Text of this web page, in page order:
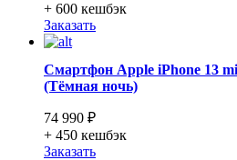
+ 600 кешбэк
Заказать
Смартфон Apple iPhone 13
(Тёмная ночь)
74 990 ₽
+ 450 кешбэк
Заказать